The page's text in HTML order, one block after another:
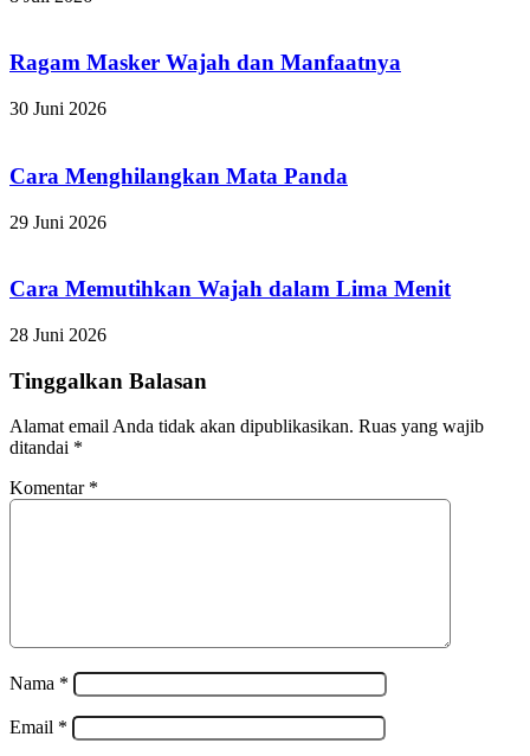
Ragam Masker Wajah dan Manfaatnya
30 Juni 2026
Cara Menghilangkan Mata Panda
29 Juni 2026
Cara Memutihkan Wajah dalam Lima Menit
28 Juni 2026
Tinggalkan Balasan
Alamat email Anda tidak akan dipublikasikan. Ruas yang wajib
ditandai *
Komentar *
Nama *
Email *